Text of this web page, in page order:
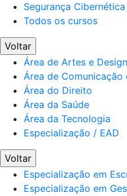
Segurança Cibernética
Todos os cursos
Voltar
Área de Artes e Design
Área de Comunicação
Área do Direito
Área da Saúde
Área da Tecnologia
Especialização / EAD
Voltar
Especialização em
Especialização em